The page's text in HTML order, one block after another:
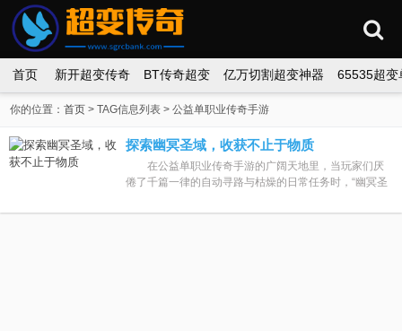
首页 新开超变传奇 BT传奇超变 亿万切割超变神器 65535超变
你的位置：首页 > TAG信息列表 > 公益单职业传奇手游
探索幽冥圣域，收获不止于物质
在公益单职业传奇手游的广阔天地里，当玩家们厌
倦了千篇一律的自动寻路与枯燥的日常任务时，“幽冥圣
与惊人的...